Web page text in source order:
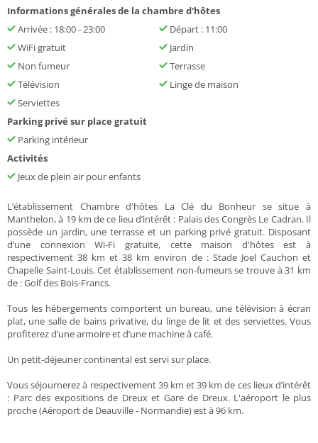
Informations générales de la chambre d'hôtes
Arrivée : 18:00 - 23:00
Départ : 11:00
WiFi gratuit
Jardin
Non fumeur
Terrasse
Télévision
Linge de maison
Serviettes
Parking privé sur place gratuit
Parking intérieur
Activités
Jeux de plein air pour enfants
L’établissement Chambre d'hôtes La Clé du Bonheur se situe à
Manthelon, à 19 km de ce lieu d’intérêt : Palais des Congrès Le Cadran. Il
possède un jardin, une terrasse et un parking privé gratuit. Disposant
d’une connexion Wi-Fi gratuite, cette maison d'hôtes est à
respectivement 38 km et 38 km environ de : Stade Joel Cauchon et
Chapelle Saint-Louis. Cet établissement non-fumeurs se trouve à 31 km
de : Golf des Bois-Francs.
Tous les hébergements comportent un bureau, une télévision à écran
plat, une salle de bains privative, du linge de lit et des serviettes. Vous
profiterez d’une armoire et d’une machine à café.
Un petit-déjeuner continental est servi sur place.
Vous séjournerez à respectivement 39 km et 39 km de ces lieux d’intérêt
: Parc des expositions de Dreux et Gare de Dreux. L'aéroport le plus
proche (Aéroport de Deauville - Normandie) est à 96 km.